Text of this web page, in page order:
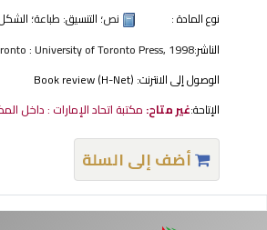
نوع المادة :
نص؛ التنسيق: طباعة؛
الناشر:: University of Toronto Press, 1998
الوصول إلى الانترنت: Book review (H-Net)
الإتاحة:غير متاح: مكتبة اتحاد الإمارات : داخل
أضف إلى السلة